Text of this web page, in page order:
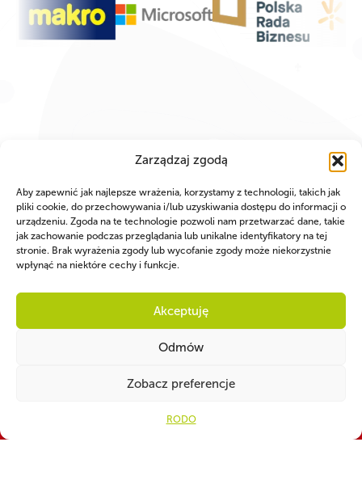
Zarządzaj zgodą
Aby zapewnić jak najlepsze wrażenia, korzystamy z technologii, takich jak
pliki cookie, do przechowywania i/lub uzyskiwania dostępu do informacji o
urządzeniu. Zgoda na te technologie pozwoli nam przetwarzać dane, takie
jak zachowanie podczas przeglądania lub unikalne identyfikatory na tej
stronie. Brak wyrażenia zgody lub wycofanie zgody może niekorzystnie
wpłynąć na niektóre cechy i funkcje.
Akceptuję
Odmów
Zobacz preferencje
RODO
WSPÓLNIE DLA HARCERSKIEJ MISJI
Twoje wsparcie, nasza
82 1160 2202 0000 0001 3283